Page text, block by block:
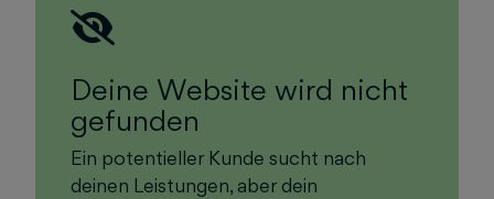
Deine Website wird nicht
gefunden
Ein potentieller Kunde sucht nach
deinen Leistungen, aber dein